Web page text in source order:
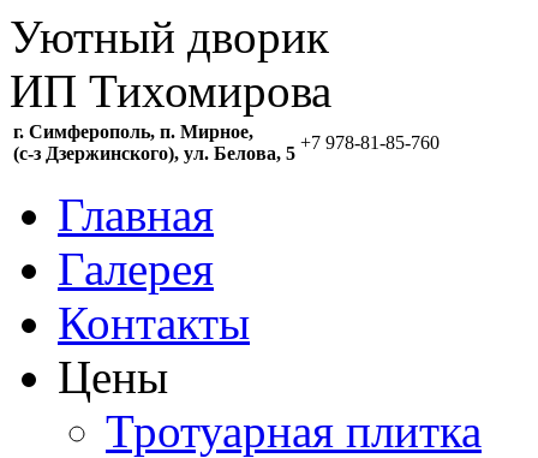
Уютный дворик
ИП Тихомирова
г. Симферополь, п. Мирное,
(c-з Дзержинского), ул. Белова, 5
+7 978-81-85-760
Главная
Галерея
Контакты
Цены
Тротуарная плитка